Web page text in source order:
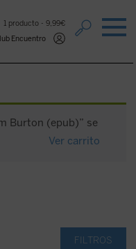
1 producto
9,99€
Encuentro
Burton (epub)” se
Ver carrito
FILTROS